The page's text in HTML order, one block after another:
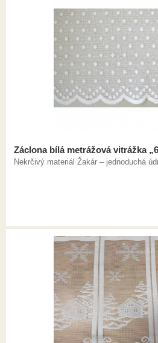
Záclona bílá metrážová vitrážka
Nekrčivý materiál Žakár – jednoduchá